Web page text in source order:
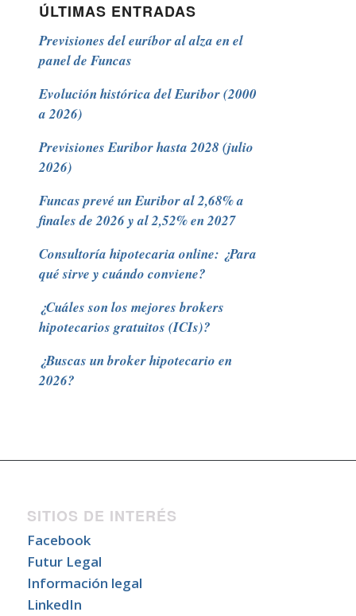
ÚLTIMAS ENTRADAS
Previsiones del euríbor al alza en el
panel de Funcas
Evolución histórica del Euribor (2000
a 2026)
Previsiones Euribor hasta 2028 (julio
2026)
Funcas prevé un Euribor al 2,68% a
finales de 2026 y al 2,52% en 2027
Consultoría hipotecaria online: ¿Para
qué sirve y cuándo conviene?
¿Cuáles son los mejores brokers
hipotecarios gratuitos (ICIs)?
¿Buscas un broker hipotecario en
2026?
SITIOS DE INTERÉS
Facebook
Futur Legal
Información legal
LinkedIn